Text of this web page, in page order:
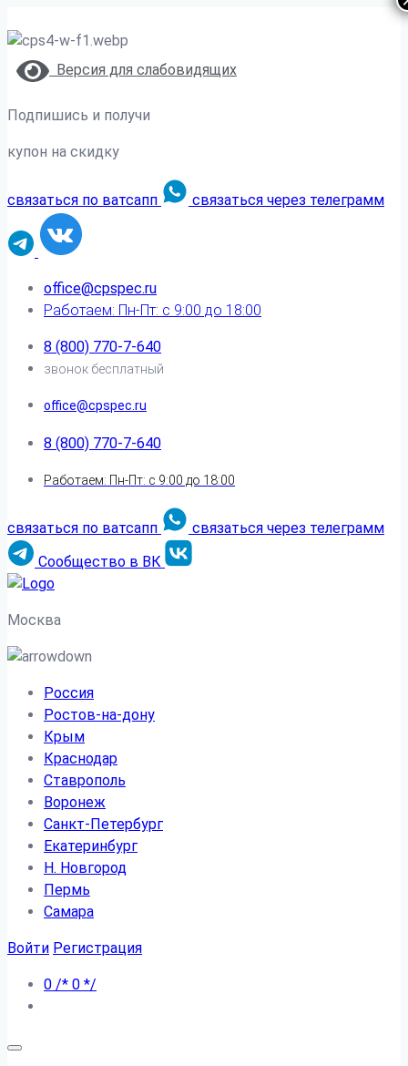
Версия для слабовидящих
Подпишись и получи
купон на скидку
связаться по ватсапп связаться через телеграмм
office@cpspec.ru
Работаем: Пн-Пт: с 9:00 до 18:00
8 (800) 770-7-640
звонок бесплатный
office@cpspec.ru
8 (800) 770-7-640
Работаем: Пн-Пт: с 9:00 до 18:00
связаться по ватсапп
связаться через телеграмм
Сообщество в ВК
Москва
Россия
Ростов-на-дону
Крым
Краснодар
Ставрополь
Воронеж
Санкт-Петербург
Екатеринбург
Н. Новгород
Пермь
Самара
Войти Регистрация
0 /* 0 */